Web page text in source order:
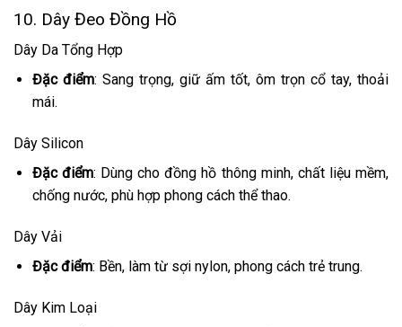
10. Dây Đeo Đồng Hồ
Dây Da Tổng Hợp
Đặc điểm: Sang trọng, giữ ấm tốt, ôm trọn cổ tay, thoải
mái.
Dây Silicon
Đặc điểm: Dùng cho đồng hồ thông minh, chất liệu mềm,
chống nước, phù hợp phong cách thể thao.
Dây Vải
Đặc điểm: Bền, làm từ sợi nylon, phong cách trẻ trung.
Dây Kim Loại